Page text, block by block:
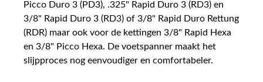
Picco Duro 3 (PD3), .325" Rapid Duro 3 (RD3) en
3/8" Rapid Duro 3 (RD3) of 3/8" Rapid Duro Rettung
(RDR) maar ook voor de kettingen 3/8" Rapid Hexa
en 3/8" Picco Hexa. De voetspanner maakt het
slijpproces nog eenvoudiger en comfortabeler.